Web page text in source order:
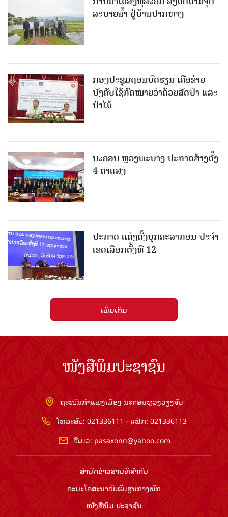
ລະບາຍນໍ້າ ຢູ່ບ້ານປາກຫາງ
ກອງປະຊຸມຖອນບົດຮຽນ ເຄືອຂ່າຍ
ບັງຄັບໃຊ້ກົດໝາຍວ່າດ້ວຍສັດປ່າ ແລະ
ປ່າໄມ້
ນະຄອນ ຫຼວງພະບາງ ປະ​ກາດ​ສ້າງ​ຕັ້ງ
4 ຕາແສງ
ປະກາດ ແຕ່ງຕັ້ງບຸກຄະລາກອນ ປະຈໍາ
ເຂດເລືອກຕັ້ງທີ 12
ເພີ່ມເຕີມ
ໜັງສືພິມປະຊາຊົນ
ຖະໜົນກຳແພງເມືອງ ນະຄອນຫຼວງວຽງຈັນ
ໂທລະສັບ: 021336111 - ແຟັກ: 021336113
ອີເມວ: pasaxonn@yahoo.com
ສຳ​ນັກ​ຂ່າວ​ສານ​ທີ່​ສຳ​ຄັນ​
ຄະນະໂຄສະນາອົບຮົມ​ສູນ​ກາງ​ພັກ
ໜັງສືພິມ ປະ​ຊາ​ຊົນ